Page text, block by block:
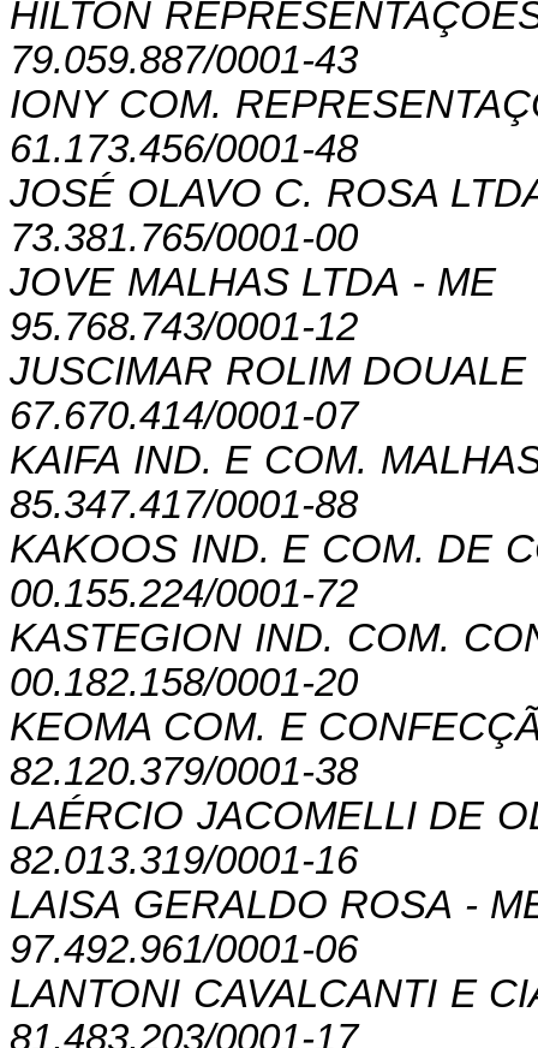
HILTON
79.059.887/0001-43
IONY COM.
61.173.456/0001-48
JOSÉ OLAVO C. ROSA
73.381.765/0001-00
JOVE MALHAS LTDA - ME
95.768.743/0001-12
JUSCIMAR ROLIM DOUALE
67.670.414/0001-07
KAIFA IND. E COM.
85.347.417/0001-88
KAKOOS IND. E COM. DE
00.155.224/0001-72
KASTEGION IND. COM.
00.182.158/0001-20
KEOMA COM. E
82.120.379/0001-38
LAÉRCIO JACOMELLI DE
82.013.319/0001-16
LAISA GERALDO ROSA -
97.492.961/0001-06
LANTONI CAVALCANTI E
81.483.203/0001-17